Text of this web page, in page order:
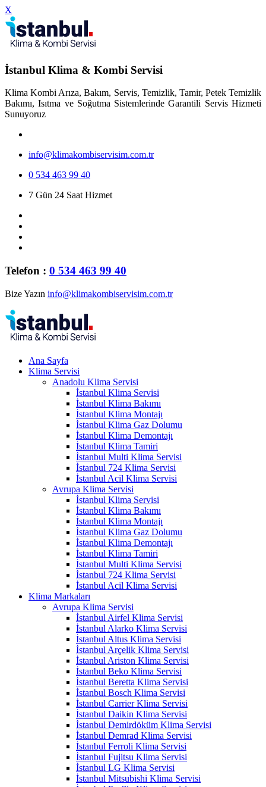
X
İstanbul Klima & Kombi Servisi
Klima Kombi Arıza, Bakım, Servis, Temizlik, Tamir, Petek Temizlik
Bakımı, Isıtma ve Soğutma Sistemlerinde Garantili Servis Hizmeti
Sunuyoruz
info@klimakombiservisim.com.tr
0 534 463 99 40
7 Gün 24 Saat Hizmet
Telefon : 0 534 463 99 40
Bize Yazın info@klimakombiservisim.com.tr
Ana Sayfa
Klima Servisi
Anadolu Klima Servisi
İstanbul Klima Servisi
İstanbul Klima Bakımı
İstanbul Klima Montajı
İstanbul Klima Gaz Dolumu
İstanbul Klima Demontajı
İstanbul Klima Tamiri
İstanbul Multi Klima Servisi
İstanbul 724 Klima Servisi
İstanbul Acil Klima Servisi
Avrupa Klima Servisi
İstanbul Klima Servisi
İstanbul Klima Bakımı
İstanbul Klima Montajı
İstanbul Klima Gaz Dolumu
İstanbul Klima Demontajı
İstanbul Klima Tamiri
İstanbul Multi Klima Servisi
İstanbul 724 Klima Servisi
İstanbul Acil Klima Servisi
Klima Markaları
Avrupa Klima Servisi
İstanbul Airfel Klima Servisi
İstanbul Alarko Klima Servisi
İstanbul Altus Klima Servisi
İstanbul Arçelik Klima Servisi
İstanbul Ariston Klima Servisi
İstanbul Beko Klima Servisi
İstanbul Beretta Klima Servisi
İstanbul Bosch Klima Servisi
İstanbul Carrier Klima Servisi
İstanbul Daikin Klima Servisi
İstanbul Demirdöküm Klima Servisi
İstanbul Demrad Klima Servisi
İstanbul Ferroli Klima Servisi
İstanbul Fujitsu Klima Servisi
İstanbul LG Klima Servisi
İstanbul Mitsubishi Klima Servisi